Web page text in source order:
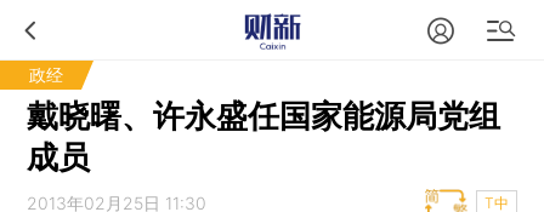
政经
戴晓曙、许永盛任国家能源局党组
成员
2013年02月25日 11:30 T中